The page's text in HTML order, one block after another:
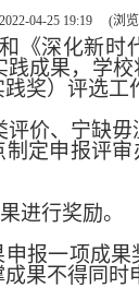
2022-04-25 19:19 (浏览
《深化新
成果，学
奖）评选工
价、宁缺
定申报评
进行奖励。
报一项成
果不得同时